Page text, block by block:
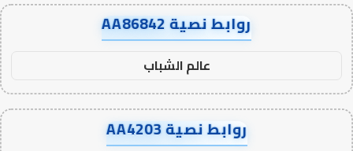
روابط نصية AA86842
عالم الشباب
روابط نصية AA4203